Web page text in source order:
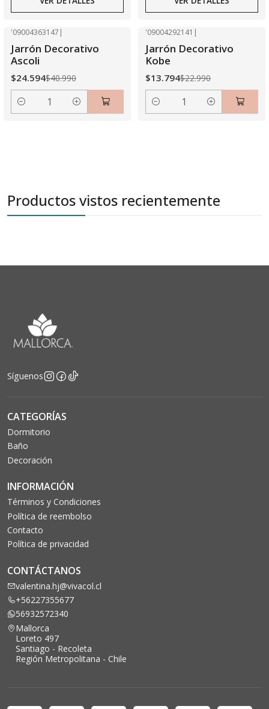
'09004363147 |
Jarrón Decorativo
Ascoli
$24.594$40.990
Cantidad
'09004292141 |
Jarrón Decorativo
Kobe
$13.794$22.990
Cantidad
Productos vistos recientemente
Síguenos
CATEGORÍAS
Dormitorio
Baño
Decoración
INFORMACIÓN
Términos y Condiciones
Política de reembolso
Contacto
Política de privacidad
CONTÁCTANOS
valentina.hj@vivacol.cl
+56227355677
56932572340
Mallorca
Loreto 497
Santiago - Recoleta
Región Metropolitana - Chile